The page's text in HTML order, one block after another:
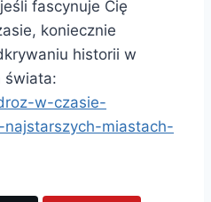
fascynuje Cię
koniecznie
historii w
świata:
w-czasie-
miastach-